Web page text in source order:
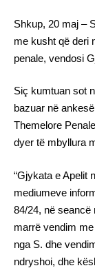
Shkup, 20 maj –
me kusht që deri
penale, vendosi
Siç kumtuan sot
bazuar në
Themelore
dyer të mbyllura
“Gjykata e Apelit
mediumeve
84/24, në seancë
marrë vendim
nga S. dhe
ndryshoi, dhe